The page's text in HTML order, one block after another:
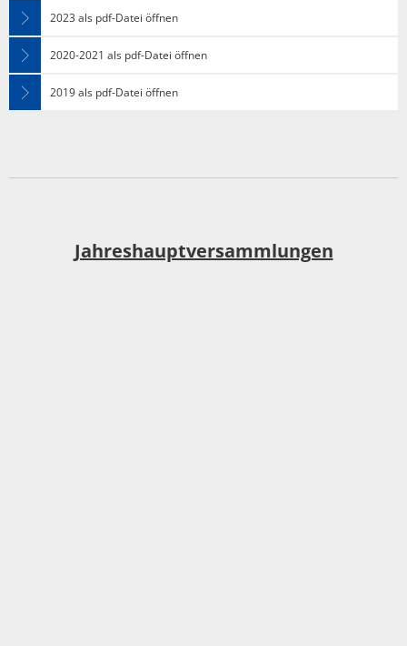
2023 als pdf-Datei öffnen
2020-2021 als pdf-Datei öffnen
2019 als pdf-Datei öffnen
Jahreshauptversammlungen